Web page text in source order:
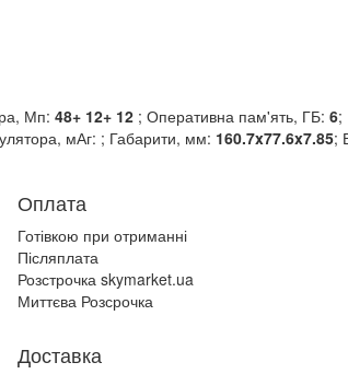
Мп: 48+ 12+ 12 ; Оперативна пам'ять, ГБ: 6;
мАг: ; Габарити, мм: 160.7x77.6x7.85;
Оплата
Готівкою при отриманні
Післяплата
Розстрочка skymarket.ua
Миттєва Розсрочка
Доставка